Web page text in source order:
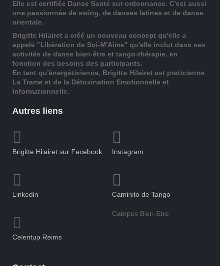
Elle est certifiée Danse Santé sur ordonnance. C'est aussi
une passionnée de swing, de danses latines et de danse
orientale.
Brigitte Hilairet a créé un nouveau concept qu'elle a
appelé "Libération de Soi-M'Aime" qu'elle inclut dans ses
activités de danse bien-être et tango-thérapie, en
fonction des besoins des participants.
En tant qu'énergéticienne, Brigitte Hilairet est praticienne
La Trame et de la Détoxination Emotionnelle et
Informationnelle.
Autres liens
Brigitte Hilairet sur Facebook Instagram
Linkedin Caminito de Tango
Celeritup Reims
Campus Bien-Etre